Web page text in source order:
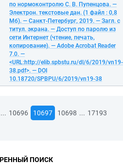
по нормоконтролю С. В. Пупенцова. —
Электрон. текстовые дан. (1 файл : 0,8
Мб). — Санкт-Петербург, 2019. — Загл. с
титул. экрана. — Доступ по паролю из
сети Интернет (чтение, печать,
копирование). — Adobe Acrobat Reader
7.0. —
<URL:http://elib.spbstu.ru/dl/6/2019/vn19-
38.pdf>. — DOI
10.18720/SPBPU/6/2019/vn19-38
... 10696 10697 10698 ... 17193
ПОИСК